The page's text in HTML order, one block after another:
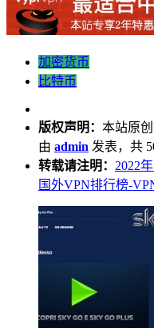
加密货币
比特币
版权声明： 本站原
由 admin 发表，共
转载请注明： 2022
国外VPN排行榜-